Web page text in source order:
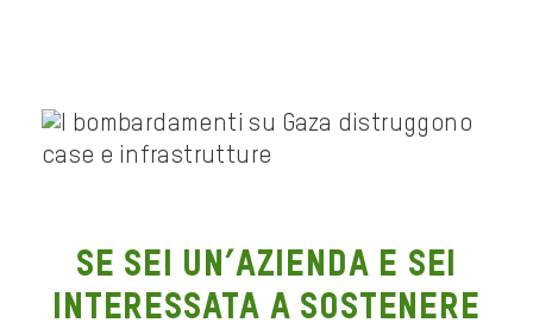
Se sei un’azienda e sei
interessata a sostenere